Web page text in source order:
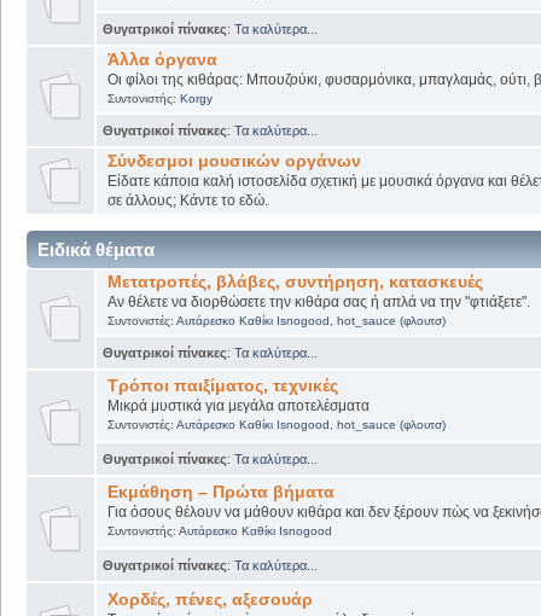
Θυγατρικοί πίνακες: Τα καλύτερα...
Άλλα όργανα
Οι φίλοι της κιθάρας: Μπουζούκι, φυσαρμόνικα, μπαγλαμάς, ούτι,
Συντονιστής: Korgy
Θυγατρικοί πίνακες: Τα καλύτερα...
Σύνδεσμοι μουσικών οργάνων
Είδατε κάποια καλή ιστοσελίδα σχετική με μουσικά όργανα και
σε άλλους; Κάντε το εδώ.
Ειδικά θέματα
Μετατροπές, βλάβες, συντήρηση, κατασκευές
Αν θέλετε να διορθώσετε την κιθάρα σας ή απλά να την "φτιάξετε".
Συντονιστές: Αυτάρεσκο Καθίκι Isnogood hot_sauce (φλουτσ)
Θυγατρικοί πίνακες: Τα καλύτερα...
Τρόποι παιξίματος, τεχνικές
Μικρά μυστικά για μεγάλα αποτελέσματα
Συντονιστές: Αυτάρεσκο Καθίκι Isnogood hot_sauce (φλουτσ)
Θυγατρικοί πίνακες: Τα καλύτερα...
Εκμάθηση – Πρώτα βήματα
Για όσους θέλουν να μάθουν κιθάρα και δεν ξέρουν πώς να
Συντονιστής: Αυτάρεσκο Καθίκι Isnogood
Θυγατρικοί πίνακες: Τα καλύτερα...
Χορδές, πένες, αξεσουάρ